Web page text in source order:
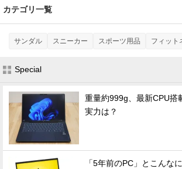
カテゴリ一覧
サンダル スニーカー スポーツ用品 フィット
Special
重量約999g、最新CPU搭
実力は？
「5年前のPC」とこんな